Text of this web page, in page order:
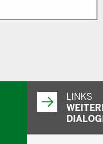
LINKS